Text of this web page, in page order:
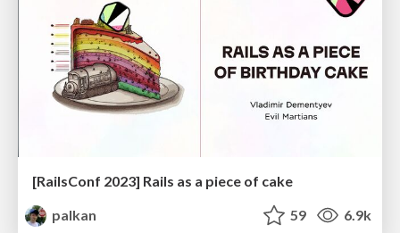
[RailsConf 2023] Rails as a piece of cake
palkan
59 6.9k